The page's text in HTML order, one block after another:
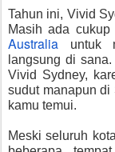
Tahun ini, Vivid
Masih ada cukup
Australia untuk
langsung di
Vivid Sydney,
sudut manapun di
kamu temui.
Meski seluruh